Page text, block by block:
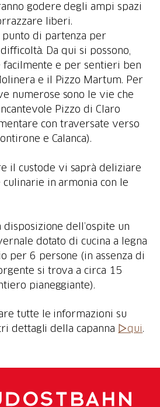
godere degli ampi spazi
liberi.
di partenza per
Da qui si possono,
e per sentieri ben
e il Pizzo Martum. Per
numerose sono le vie che
Pizzo di Claro
con traversate verso
e Calanca).
il custode vi saprà deliziare
in armonia con le
disposizione dell’ospite un
dotato di cucina a legna
per 6 persone (in assenza di
si trova a circa 15
pianeggiante).
tutte le informazioni su
dettagli della capanna ▷qui.